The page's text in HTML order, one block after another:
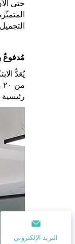
مُدفوعٌ
يُعَدُّ
البريد الإلكتروني